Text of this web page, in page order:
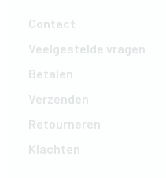
Contact
Veelgestelde vragen
Betalen
Verzenden
Retourneren
Klachten